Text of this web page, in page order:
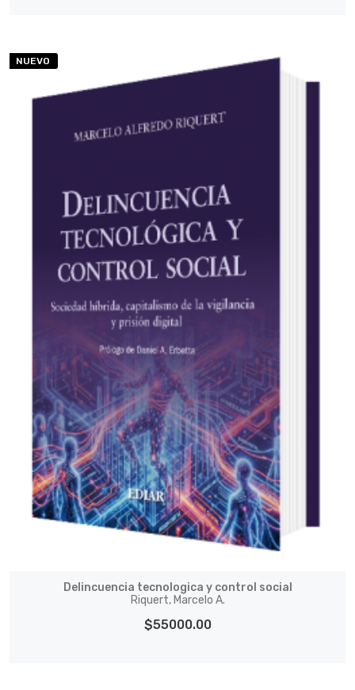
NUEVO
Delincuencia tecnologica y control social
Riquert, Marcelo A.
$55000.00